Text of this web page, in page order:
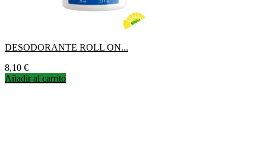
DESODORANTE ROLL ON...
Precio
8,10 €
Añadir al carrito